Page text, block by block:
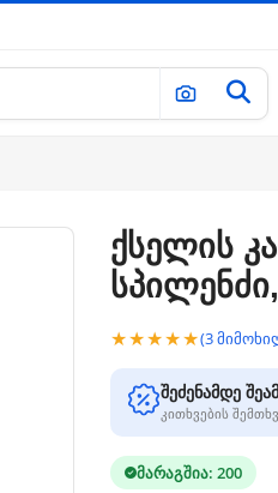
ქსელის
★★★★★(3
შეძენამდე
კითხვების
მარაგშია: 200